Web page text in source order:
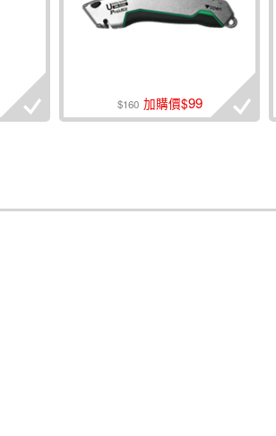
$160 加購價$99